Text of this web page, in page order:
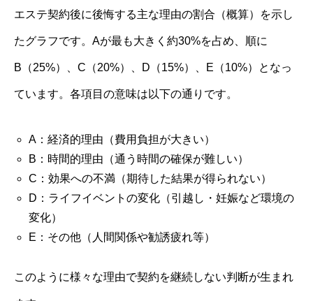
エステ契約後に後悔する主な理由の割合（概算）を示し
たグラフです。Aが最も大きく約30%を占め、順に
B（25%）、C（20%）、D（15%）、E（10%）となっ
ています。各項目の意味は以下の通りです。
A：経済的理由（費用負担が大きい）
B：時間的理由（通う時間の確保が難しい）
C：効果への不満（期待した結果が得られない）
D：ライフイベントの変化（引越し・妊娠など環境の
変化）
E：その他（人間関係や勧誘疲れ等）
このように様々な理由で契約を継続しない判断が生まれ